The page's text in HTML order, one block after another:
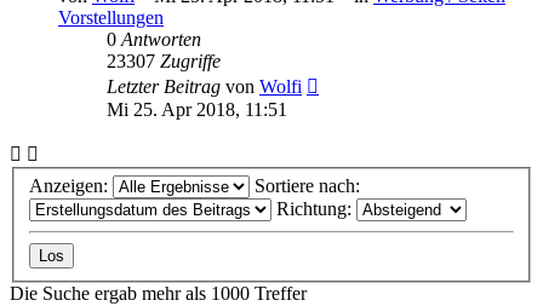
Vorstellungen
0 Antworten
23307 Zugriffe
Letzter Beitrag von Wolfi
Mi 25. Apr 2018, 11:51
Anzeigen:
Sortiere nach:
Richtung:
Die Suche ergab mehr als 1000 Treffer